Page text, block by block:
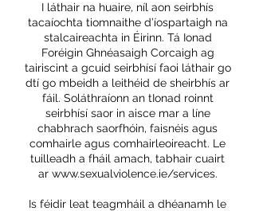
I láthair na huaire, níl aon seirbhís
tacaíochta tiomnaithe d’íospartaigh na
stalcaireachta in Éirinn. Tá Ionad
Foréigin Ghnéasaigh Corcaigh ag
tairiscint a gcuid seirbhísí faoi láthair go
dtí go mbeidh a leithéid de sheirbhís ar
fáil. Soláthraíonn an tIonad roinnt
seirbhísí saor in aisce mar a líne
chabhrach saorfhóin, faisnéis agus
comhairle agus comhairleoireacht. Le
tuilleadh a fháil amach, tabhair cuairt
ar www.sexualviolence.ie/services.
Is féidir leat teagmháil a dhéanamh le